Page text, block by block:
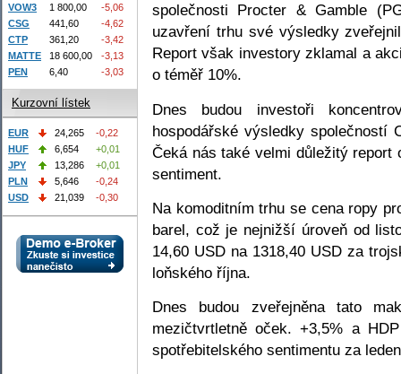
společnosti Procter & Gamble
uzavření trhu své výsledky
Report však investory zklamal a
o téměř 10%.
Dnes budou investoři
hospodářské výsledky společností
Čeká nás také velmi důležitý
sentiment.
Na komoditním trhu se cena ropy
barel, což je nejnižší úroveň od
14,60 USD na 1318,40 USD za
loňského října.
Dnes budou zveřejněna tato
mezičtvrtletně oček. +3,5% a
spotřebitelského sentimentu za
VOW3 1 800,00
-5,06
CSG
441,60
-4,62
CTP
361,20
-3,42
MATTE
18 600,00
-3,13
PEN
6,40 -3,03
Kurzovní lístek
EUR 24,265
-0,22
HUF
6,654
+0,01
JPY
13,286
+0,01
PLN
5,646
-0,24
USD
21,039 -0,30